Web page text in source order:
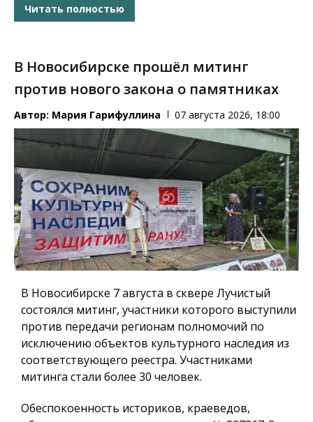
Читать полностью
В Новосибирске прошёл митинг
против нового закона о памятниках
Автор: Мария Гарифуллина 07 августа 2026, 18:00
В Новосибирске 7 августа в сквере Лучистый
состоялся митинг, участники которого выступили
против передачи регионам полномочий по
исключению объектов культурного наследия из
соответствующего реестра. Участниками
митинга стали более 30 человек.
Обеспокоенность историков, краеведов,